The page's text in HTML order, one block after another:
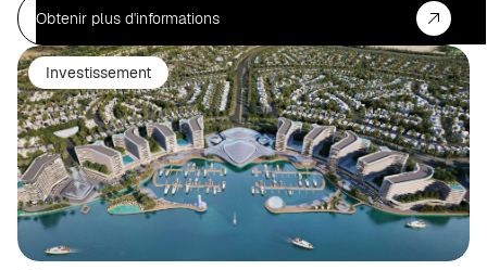
Obtenir plus d'informations
Investissement